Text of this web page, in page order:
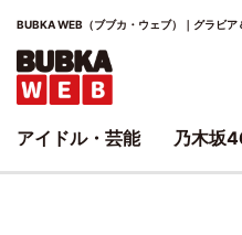
BUBKA WEB（ブブカ・ウェブ）｜グラビア
アイドル・芸能 乃木坂